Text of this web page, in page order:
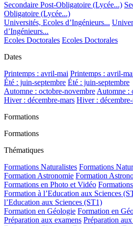
Secondaire Post-Obligatoire (Lycée...)
Obligatoire (Lycée...)
Universités, Ecoles d’Ingénieurs...
d’Ingénieurs...
Ecoles Doctorales Ecoles Doctorales
Dates
Printemps : avril-mai Printemps : avril-
Été : juin-septembre Été : juin-septembre
Automne : octobre-novembre Automne :
Hiver : décembre-mars Hiver :
Formations
Formations
Thématiques
Formations Naturalistes Formations
Formation Astronomie Formation
Formations en Photo et Vidéo
Formation à l’Education aux Sciences
l’Education aux Sciences (ST1)
Formation en Géologie Formation en
Préparation aux examens Préparation